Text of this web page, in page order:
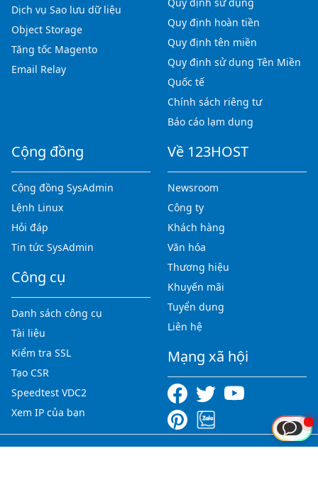
Dịch vụ Sao lưu dữ liệu
Object Storage
Tăng tốc Magento
Email Relay
Quy định hoàn tiền
Quy định tên miền
Quy định sử dụng Tên Miền
Quốc tế
Chính sách riêng tư
Báo cáo lạm dụng
Cộng đồng
Cộng đồng SysAdmin
Lệnh Linux
Hỏi đáp
Tin tức SysAdmin
Công cụ
Danh sách công cụ
Tài liệu
Kiểm tra SSL
Tạo CSR
Speedtest VDC2
Xem IP của bạn
Về 123HOST
Newsroom
Công ty
Khách hàng
Văn hóa
Thương hiệu
Khuyến mãi
Tuyển dụng
Liên hệ
Mạng xã hội